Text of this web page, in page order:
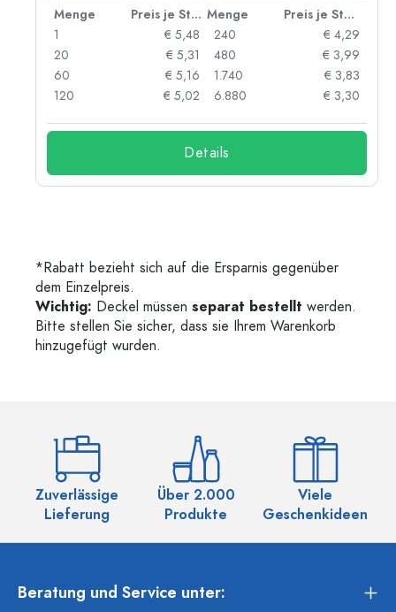
Menge Preis je Stück Menge
Preis je Stück
1
€ 5,48
20
€ 5,31
60
€ 5,16
120
€ 5,02
240
€ 4,29
480
€ 3,99
1.740
€ 3,83
6.880
€ 3,30
Details
*Rabatt bezieht sich auf die Ersparnis gegenüber
dem Einzelpreis.
Wichtig: Deckel müssen separat bestellt werden.
Bitte stellen Sie sicher, dass sie Ihrem Warenkorb
hinzugefügt wurden.
Zuverlässige
Lieferung
Über 2.000
Produkte
Viele
Geschenkideen
Beratung und Service unter: